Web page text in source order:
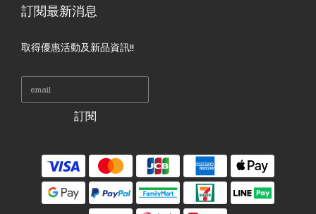
訂閱最新消息
取得優惠活動及新品資訊!!
訂閱